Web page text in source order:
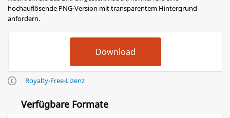
hochauflösende PNG-Version mit transparentem Hintergrund
anfordern.
Royalty-Free-Lizenz
Verfügbare Formate